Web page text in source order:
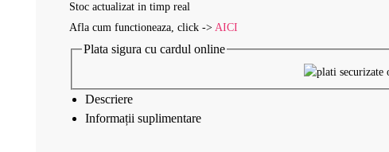
Stoc actualizat in timp real
Afla cum functioneaza, click -> AICI
Plata sigura cu cardul online
Descriere
Informații suplimentare